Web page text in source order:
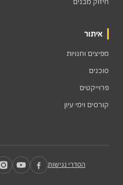
איתור
מפיצים וחנויות
סוכנים
פרוייקטים
קורסים וימי עיון
הסדרי נגישות